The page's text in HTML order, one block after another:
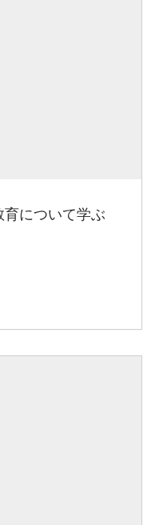
について学ぶ